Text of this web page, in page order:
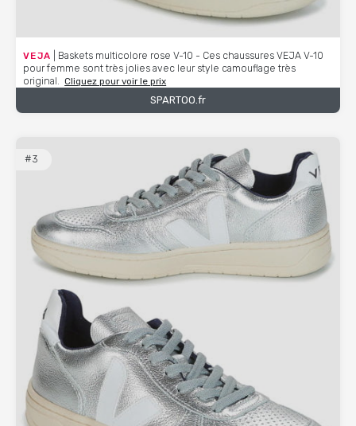
VEJA | Baskets multicolore rose V-10 - Ces chaussures VEJA V-10
pour femme sont très jolies avec leur style camouflage très
original. Cliquez pour voir le prix
SPARTOO.fr
#3